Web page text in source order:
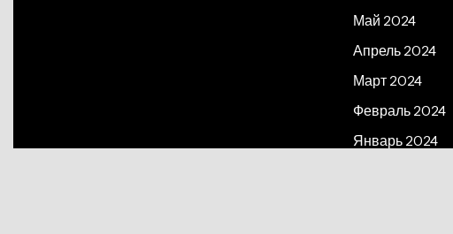
Май 2024
Апрель 2024
Март 2024
Февраль 2024
Январь 2024